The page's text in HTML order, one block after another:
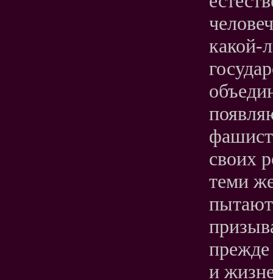
какой-
своих
теми
прежде
и